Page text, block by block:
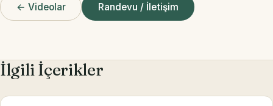
← Videolar Randevu / İletişim
İlgili İçerikler